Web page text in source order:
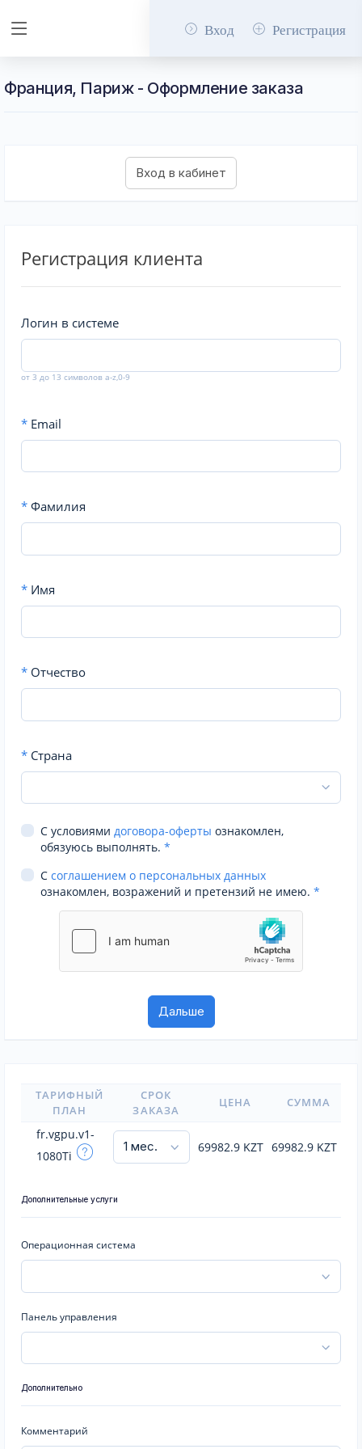
Вход Регистрация
Франция, Париж - Оформление заказа
Регистрация клиента
Логин в системе
от 3 до 13 символов a-z,0-9
* Email
* Фамилия
* Имя
* Отчество
* Страна
С условиями договора-оферты ознакомлен,
обязуюсь выполнять. *
С соглашением о персональных данных
ознакомлен, возражений и претензий не имею. *
ТАРИФНЫЙ
ПЛАН
СРОК
ЗАКАЗА
ЦЕНА СУММА
fr.vgpu.v1-
1080Ti
69982.9 KZT 69982.9 KZT
Дополнительные услуги
Операционная система
Панель управления
Дополнительно
Комментарий